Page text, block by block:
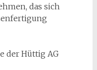
das sich
der Hüttig AG